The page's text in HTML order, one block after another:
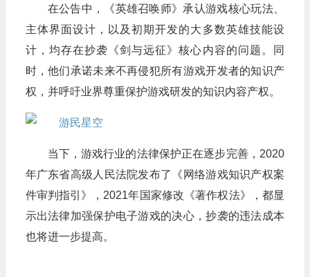
在公告中，《英雄召唤师》承认游戏核心玩法、
主体界面设计，以及初期开发的大多数英雄技能设
计，均存在抄袭《剑与远征》核心内容的问题。同
时，他们承诺未来不再侵犯所有游戏开发者的知识产
权，并呼吁业界尊重保护游戏研发的知识内容产权。
当下，游戏行业的法律保护正在逐步完善，2020
年广东省高级人民法院发布了《网络游戏知识产权案
件审判指引》，2021年国家修改《著作权法》，都显
示出法律加强保护电子游戏的决心，抄袭的违法成本
也将进一步提高。